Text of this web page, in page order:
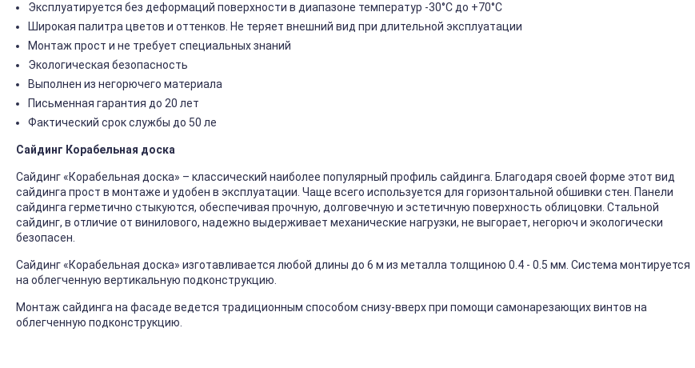
Эксплуатируется без деформаций поверхности в диапазоне температур -30°C до +70°C
Широкая палитра цветов и оттенков. Не теряет внешний вид при длительной эксплуатации
Монтаж прост и не требует специальных знаний
Экологическая безопасность
Выполнен из негорючего материала
Письменная гарантия до 20 лет
Фактический срок службы до 50 ле
Сайдинг Корабельная доска
Сайдинг «Корабельная доска» – классический наиболее популярный профиль сайдинга. Благодаря своей форме этот вид
сайдинга прост в монтаже и удобен в эксплуатации. Чаще всего используется для горизонтальной обшивки стен. Панели
сайдинга герметично стыкуются, обеспечивая прочную, долговечную и эстетичную поверхность облицовки. Стальной
сайдинг, в отличие от винилового, надежно выдерживает механические нагрузки, не выгорает, негорюч и экологически
безопасен.
Сайдинг «Корабельная доска» изготавливается любой длины до 6 м из металла толщиною 0.4 - 0.5 мм. Система монтируется
на облегченную вертикальную подконструкцию.
Монтаж сайдинга на фасаде ведется традиционным способом снизу-вверх при помощи самонарезающих винтов на
облегченную подконструкцию.